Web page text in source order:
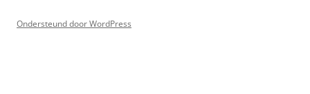
Ondersteund door WordPress